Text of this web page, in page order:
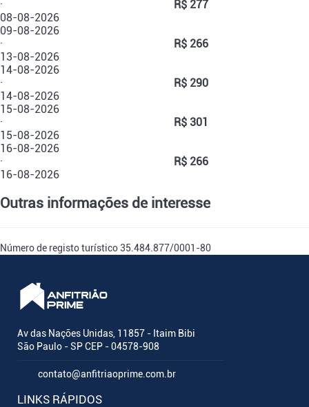
·
08-08-2026
R$ 277
09-08-2026
·
13-08-2026
R$ 266
14-08-2026
·
14-08-2026
R$ 290
15-08-2026
·
15-08-2026
R$ 301
16-08-2026
·
16-08-2026
R$ 266
Outras informações de interesse
Número de registo turístico 35.484.877/0001-80
Av das Nações Unidas, 11857 - Itaim Bibi
São Paulo - SP CEP - 04578-908
contato@anfitriaoprime.com.br
LINKS RÁPIDOS